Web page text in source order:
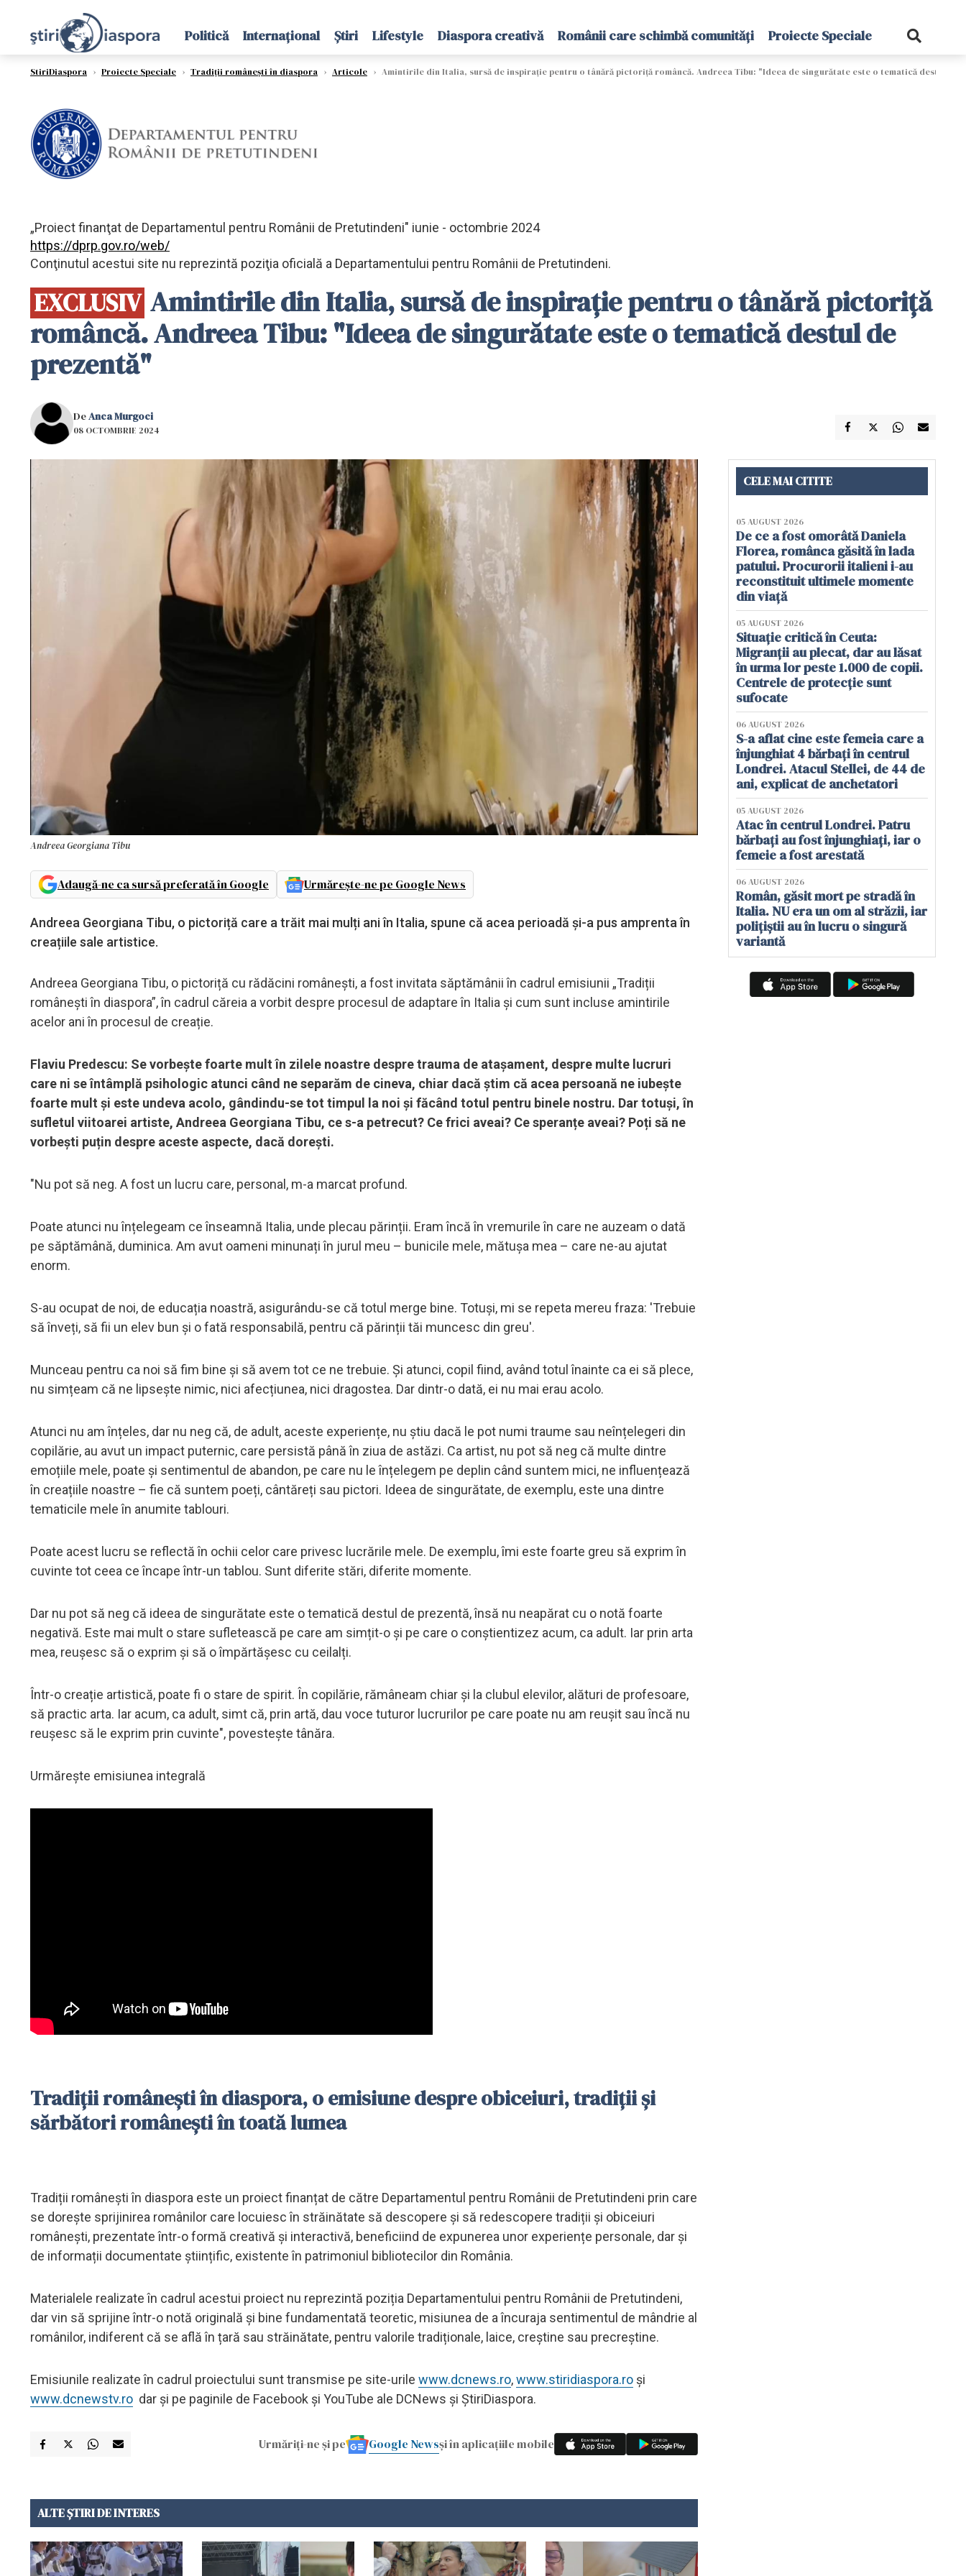
Politică Internațional Știri Lifestyle Diaspora creativă Românii care schimbă comunități Proiecte Speciale
StiriDiaspora › Proiecte Speciale › Tradiții românești în diaspora › Articole › Amintirile din Italia, sursă de inspirație pentru o tânără pictoriță româncă. Andreea Tibu: "Ideea de singurătate este o tematică destul de
„Proiect finanţat de Departamentul pentru Românii de Pretutindeni" iunie - octombrie 2024
https://dprp.gov.ro/web/
Conţinutul acestui site nu reprezintă poziţia oficială a Departamentului pentru Românii de Pretutindeni.
EXCLUSIV Amintirile din Italia, sursă de inspirație pentru o tânără pictoriță
româncă. Andreea Tibu: "Ideea de singurătate este o tematică destul de
prezentă"
DeAnca Murgoci
08 OCTOMBRIE 2024
Andreea Georgiana Tibu
Adaugă-ne ca sursă preferată în Google Urmărește-ne pe Google News
Andreea Georgiana Tibu, o pictoriță care a trăit mai mulți ani în Italia, spune că acea perioadă și-a pus amprenta în
creațiile sale artistice.
Andreea Georgiana Tibu, o pictoriță cu rădăcini românești, a fost invitata săptămânii în cadrul emisiunii „Tradiții
românești în diaspora”, în cadrul căreia a vorbit despre procesul de adaptare în Italia și cum sunt incluse amintirile
acelor ani în procesul de creație.
Flaviu Predescu: Se vorbește foarte mult în zilele noastre despre trauma de atașament, despre multe lucruri
care ni se întâmplă psihologic atunci când ne separăm de cineva, chiar dacă știm că acea persoană ne iubește
foarte mult și este undeva acolo, gândindu-se tot timpul la noi și făcând totul pentru binele nostru. Dar totuși, în
sufletul viitoarei artiste, Andreea Georgiana Tibu, ce s-a petrecut? Ce frici aveai? Ce speranțe aveai? Poți să ne
vorbești puțin despre aceste aspecte, dacă dorești.
"Nu pot să neg. A fost un lucru care, personal, m-a marcat profund.
Poate atunci nu înțelegeam ce înseamnă Italia, unde plecau părinții. Eram încă în vremurile în care ne auzeam o dată
pe săptămână, duminica. Am avut oameni minunați în jurul meu – bunicile mele, mătușa mea – care ne-au ajutat
enorm.
S-au ocupat de noi, de educația noastră, asigurându-se că totul merge bine. Totuși, mi se repeta mereu fraza: 'Trebuie
să înveți, să fii un elev bun și o fată responsabilă, pentru că părinții tăi muncesc din greu'.
Munceau pentru ca noi să fim bine și să avem tot ce ne trebuie. Și atunci, copil fiind, având totul înainte ca ei să plece,
nu simțeam că ne lipsește nimic, nici afecțiunea, nici dragostea. Dar dintr-o dată, ei nu mai erau acolo.
Atunci nu am înțeles, dar nu neg că, de adult, aceste experiențe, nu știu dacă le pot numi traume sau neînțelegeri din
copilărie, au avut un impact puternic, care persistă până în ziua de astăzi. Ca artist, nu pot să neg că multe dintre
emoțiile mele, poate și sentimentul de abandon, pe care nu le înțelegem pe deplin când suntem mici, ne influențează
în creațiile noastre – fie că suntem poeți, cântăreți sau pictori. Ideea de singurătate, de exemplu, este una dintre
tematicile mele în anumite tablouri.
Poate acest lucru se reflectă în ochii celor care privesc lucrările mele. De exemplu, îmi este foarte greu să exprim în
cuvinte tot ceea ce încape într-un tablou. Sunt diferite stări, diferite momente.
Dar nu pot să neg că ideea de singurătate este o tematică destul de prezentă, însă nu neapărat cu o notă foarte
negativă. Este mai mult o stare sufletească pe care am simțit-o și pe care o conștientizez acum, ca adult. Iar prin arta
mea, reușesc să o exprim și să o împărtășesc cu ceilalți.
Într-o creație artistică, poate fi o stare de spirit. În copilărie, rămâneam chiar și la clubul elevilor, alături de profesoare,
să practic arta. Iar acum, ca adult, simt că, prin artă, dau voce tuturor lucrurilor pe care poate nu am reușit sau încă nu
reușesc să le exprim prin cuvinte", povestește tânăra.
Urmărește emisiunea integrală
Tradiții românești în diaspora, o emisiune despre obiceiuri, tradiții și
sărbători românești în toată lumea
Tradiții românești în diaspora este un proiect finanțat de către Departamentul pentru Românii de Pretutindeni prin care
se dorește sprijinirea românilor care locuiesc în străinătate să descopere și să redescopere tradiții și obiceiuri
românești, prezentate într-o formă creativă și interactivă, beneficiind de expunerea unor experiențe personale, dar și
de informații documentate științific, existente în patrimoniul bibliotecilor din România.
Materialele realizate în cadrul acestui proiect nu reprezintă poziția Departamentului pentru Românii de Pretutindeni,
dar vin să sprijine într-o notă originală și bine fundamentată teoretic, misiunea de a încuraja sentimentul de mândrie al
românilor, indiferent că se află în țară sau străinătate, pentru valorile tradiționale, laice, creștine sau precreștine.
Emisiunile realizate în cadrul proiectului sunt transmise pe site-urile www.dcnews.ro,www.stiridiaspora.ro și
www.dcnewstv.ro dar și pe paginile de Facebook și YouTube ale DCNews și ȘtiriDiaspora.
Urmăriți-ne și pe Google Newsși în aplicațiile mobile
ALTE ȘTIRI DE INTERES
CELE MAI CITITE
05 AUGUST 2026
De ce a fost omorâtă Daniela
Florea, românca găsită în lada
patului. Procurorii italieni i-au
reconstituit ultimele momente
din viață
05 AUGUST 2026
Situație critică în Ceuta:
Migranții au plecat, dar au lăsat
în urma lor peste 1.000 de copii.
Centrele de protecție sunt
sufocate
06 AUGUST 2026
S-a aflat cine este femeia care a
înjunghiat 4 bărbați în centrul
Londrei. Atacul Stellei, de 44 de
ani, explicat de anchetatori
05 AUGUST 2026
Atac în centrul Londrei. Patru
bărbați au fost înjunghiați, iar o
femeie a fost arestată
06 AUGUST 2026
Român, găsit mort pe stradă în
Italia. NU era un om al străzii, iar
polițiștii au în lucru o singură
variantă